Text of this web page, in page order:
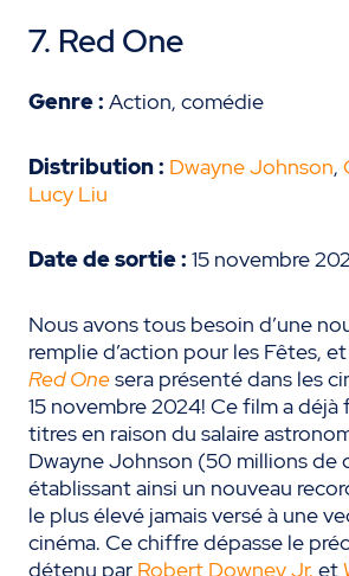
7. Red One
Genre : Action, comédie
Distribution : Dwayne Johnson,
Lucy Liu
Date de sortie : 15 novembre
Nous avons tous besoin d’une
remplie d’action pour les Fêtes,
Red Onesera présenté dans les
15 novembre 2024! Ce film a déjà
titres en raison du salaire
Dwayne Johnson (50 millions de
établissant ainsi un nouveau
le plus élevé jamais versé à une
cinéma. Ce chiffre dépasse le
détenu par Robert Downey Jr. et